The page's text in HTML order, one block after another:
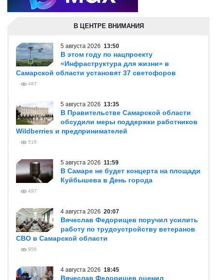
В ЦЕНТРЕ ВНИМАНИЯ
5 августа 2026 13:50
В этом году по нацпроекту
«Инфраструктура для жизни» в
Самарской области установят 37 светофоров
487
5 августа 2026 13:35
В Правительстве Самарской области
обсудили меры поддержки работников
Wildberries и предпринимателей
516
5 августа 2026 11:59
В Самаре не будет концерта на площади
Куйбышева в День города
497
4 августа 2026 20:07
Вячеслав Федорищев поручил усилить
работу по трудоустройству ветеранов
СВО в Самарской области
956
4 августа 2026 18:45
Вячеслав Федорищев оценил